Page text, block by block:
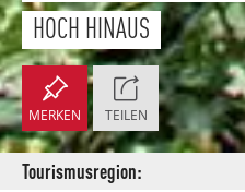
HOCH HINAUS
MERKEN TEILEN
Tourismusregion: